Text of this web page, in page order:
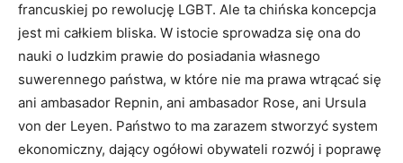
francuskiej po rewolucję LGBT. Ale ta chińska koncepcja
jest mi całkiem bliska. W istocie sprowadza się ona do
nauki o ludzkim prawie do posiadania własnego
suwerennego państwa, w które nie ma prawa wtrącać się
ani ambasador Repnin, ani ambasador Rose, ani Ursula
von der Leyen. Państwo to ma zarazem stworzyć system
ekonomiczny, dający ogółowi obywateli rozwój i poprawę